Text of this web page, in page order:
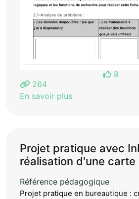
8
264
En savoir plus
Projet pratique avec
réalisation d'une carte
Référence pédagogique
Projet pratique en bureautique :